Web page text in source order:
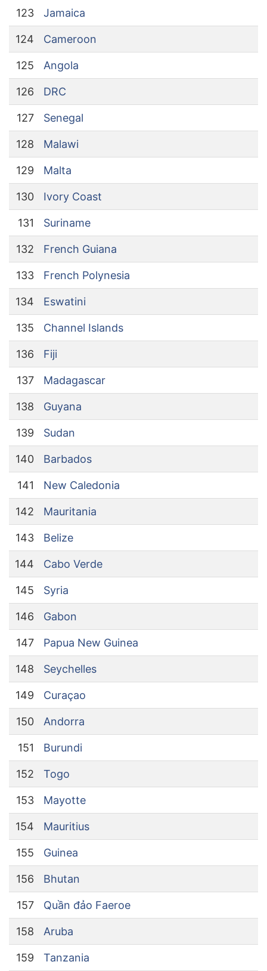
123 Jamaica
124 Cameroon
125 Angola
126 DRC
127 Senegal
128 Malawi
129 Malta
130 Ivory Coast
131 Suriname
132 French Guiana
133 French Polynesia
134 Eswatini
135 Channel Islands
136 Fiji
137 Madagascar
138 Guyana
139 Sudan
140 Barbados
141 New Caledonia
142 Mauritania
143 Belize
144 Cabo Verde
145 Syria
146 Gabon
147 Papua New Guinea
148 Seychelles
149 Curaçao
150 Andorra
151 Burundi
152 Togo
153 Mayotte
154 Mauritius
155 Guinea
156 Bhutan
157 Quần đảo Faeroe
158 Aruba
159 Tanzania